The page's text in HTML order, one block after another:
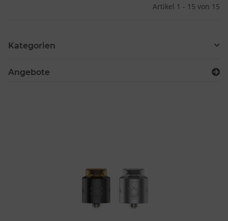
Artikel 1 - 15 von 15
Kategorien
Angebote